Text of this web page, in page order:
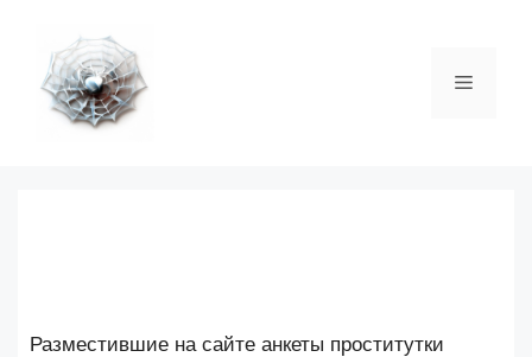
содержимому
Меню
Разместившие на сайте анкеты проститутки